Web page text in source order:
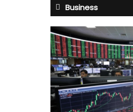
Business